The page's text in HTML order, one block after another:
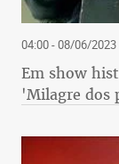
04:00 - 08/06/2023
Em show
'Milagre dos